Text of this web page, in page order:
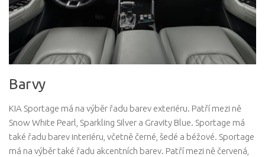
Barvy
KIA Sportage má na výběr řadu barev exteriéru. Patří mezi ně
Snow White Pearl, Sparkling Silver a Gravity Blue. Sportage má
také řadu barev interiéru, včetně černé, šedé a béžové. Sportage
má na výběr také řadu akcentních barev. Patří mezi ně červená,